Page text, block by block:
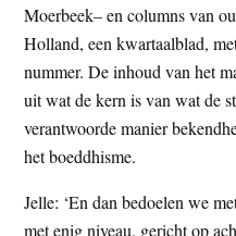
Moerbeek– en columns van
Holland, een kwartaalblad,
nummer. De inhoud van het
uit wat de kern is van wat de
verantwoorde manier
het boeddhisme.
Jelle: ‘En dan bedoelen we
met enig niveau, gericht op